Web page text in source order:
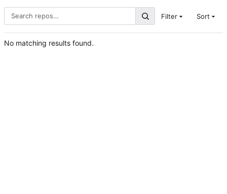
Filter Sort
No matching results found.